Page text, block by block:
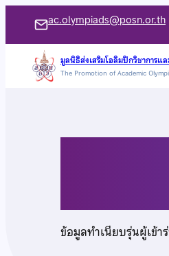
เนื้อหา
ac.olympiads@posn.or.th
มูลนิธิส่งเสริมโอลิมปิกวิชาการแ
The Promotion of Academic
ข้อมูลทำเนียบรุ่นผู้เข้